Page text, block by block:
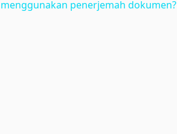
penerjemah dokumen?